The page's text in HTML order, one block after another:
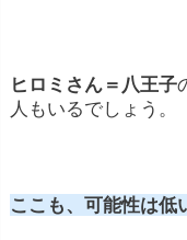
ヒロミさん＝八王子
人もいるでしょう。
ここも、可能性は低